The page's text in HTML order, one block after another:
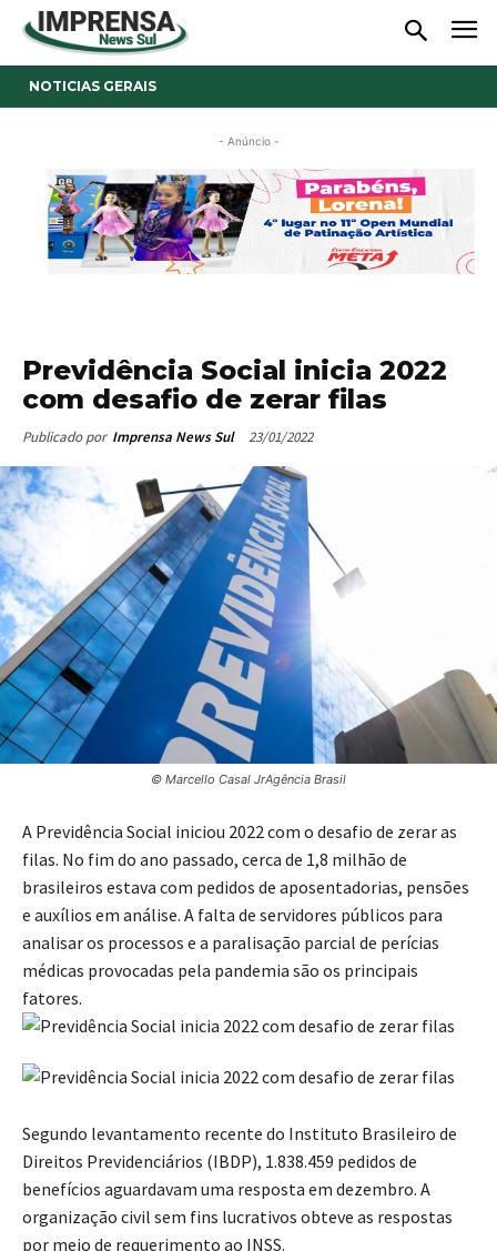
NOTICIAS GERAIS
- Anúncio -
Previdência Social inicia 2022
com desafio de zerar filas
Publicado por Imprensa News Sul 23/01/2022
© Marcello Casal JrAgência Brasil
A Previdência Social iniciou 2022 com o desafio de zerar as
filas. No fim do ano passado, cerca de 1,8 milhão de
brasileiros estava com pedidos de aposentadorias, pensões
e auxílios em análise. A falta de servidores públicos para
analisar os processos e a paralisação parcial de perícias
médicas provocadas pela pandemia são os principais
fatores.
Segundo levantamento recente do Instituto Brasileiro de
Direitos Previdenciários (IBDP), 1.838.459 pedidos de
benefícios aguardavam uma resposta em dezembro. A
organização civil sem fins lucrativos obteve as respostas
por meio de requerimento ao INSS.